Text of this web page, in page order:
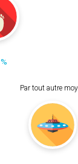
Par tout autre